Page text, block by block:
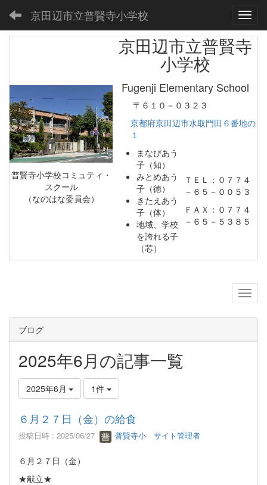
京田辺市立普賢寺小学校
普賢寺小学校コミュティ・
スクール
（なのはな委員会）
京田辺市立普賢寺
小学校
Fugenji Elementary School
〒６１０－０３２３
京都府京田辺市水取門田６番地の
１
まなびあう
子（知）
みとめあう
子（徳）
きたえあう
子（体）
地域、学校
を誇れる子
（芯）
ＴＥＬ：０７７４
－６５－００５３
ＦＡＸ：０７７４
－６５－５３８５
ブログ
2025年6月の記事一覧
2025年6月 1件
６月２７日（金）の給食
投稿日時 : 2025/06/27 普賢寺小 サイト管理者
６月２７日（金）
★献立★